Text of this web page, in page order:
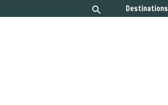
Destinations